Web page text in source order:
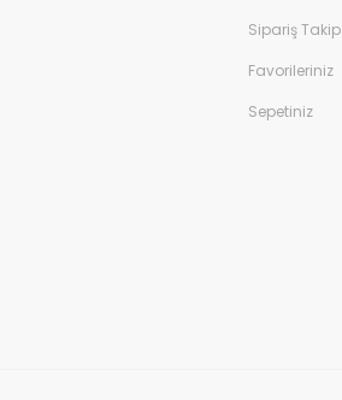
Sipariş Takip
Favorileriniz
Sepetiniz